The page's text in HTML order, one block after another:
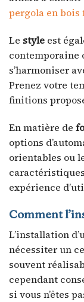
pergola en
Le style est
contemporaine
s’harmoniser
Prenez votre
finitions
En matière de
options
orientables ou
expérience
Comment
L’installation
nécessiter un
souvent
cependant
si vous n’êtes